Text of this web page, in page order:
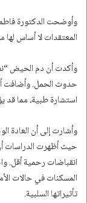
وأوضحت الدكتورة
المعتقدات لا أساس
وأكدت أن دم الحيض
حدوث الحمل. وأضافت
استشارة طبية، مما
وأشارت إلى أن العادة
حيث أظهرت الدراسات أن
انقباضات رحمية أقل.
المسكنات في حالات
تأثيراتها السلبية.